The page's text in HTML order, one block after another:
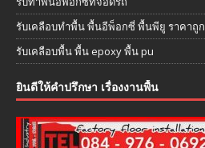
รับเคลือบทำพื้น พื้นอีพ็อกซี่ พื้นพียู ราคาถูก
รับเคลือบพื้น พื้น epoxy พื้น pu
ยินดีให้คำปรึกษา เรื่องงานพื้น